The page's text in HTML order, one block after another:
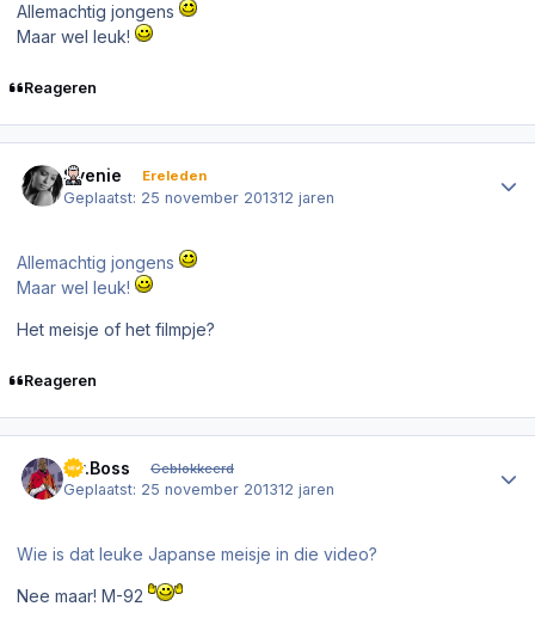
Allemachtig jongens
Maar wel leuk!
Reageren
Svenie Ereleden
Geplaatst: 25 november 201312 jaren
Allemachtig jongens
Maar wel leuk!
Het meisje of het filmpje?
Reageren
Mr.Boss Geblokkeerd
Geplaatst: 25 november 201312 jaren
Wie is dat leuke Japanse meisje in die video?
Nee maar! M-92